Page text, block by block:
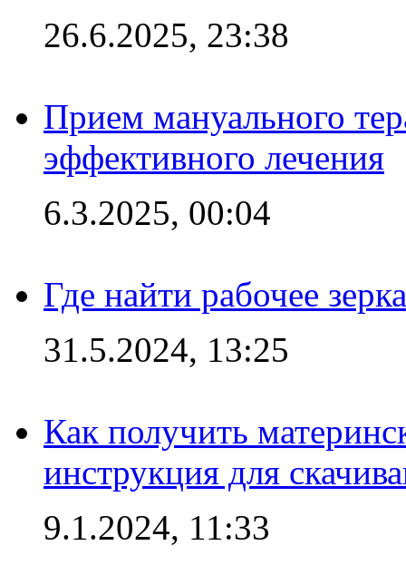
26.6.2025, 23:38
Прием мануального
эффективного лечения
6.3.2025, 00:04
Где найти рабочее
31.5.2024, 13:25
Как получить
инструкция для
9.1.2024, 11:33